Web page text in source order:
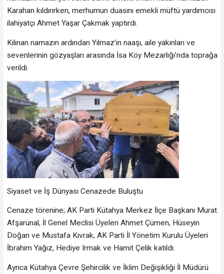
Karahan kıldırırken, merhumun duasını emekli müftü yardımcısı
ilahiyatçı Ahmet Yaşar Çakmak yaptırdı.
Kılınan namazın ardından Yılmaz’ın naaşı, aile yakınları ve
sevenlerinin gözyaşları arasında İsa Köy Mezarlığı’nda toprağa
verildi.
Siyaset ve İş Dünyası Cenazede Buluştu
Cenaze törenine; AK Parti Kütahya Merkez İlçe Başkanı Murat
Afşarünal, İl Genel Meclisi Üyeleri Ahmet Çümen, Hüseyin
Doğan ve Mustafa Kıvrak, AK Parti İl Yönetim Kurulu Üyeleri
İbrahim Yağız, Hediye Irmak ve Hamit Çelik katıldı.
Ayrıca Kütahya Çevre Şehircilik ve İklim Değişikliği İl Müdürü